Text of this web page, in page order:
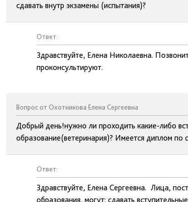
сдавать внутр экзамены (испытания)?
Ответ:
Здравствуйте, Елена Николаевна.
проконсультируют.
Вопрос от Охотникова Елена Сергеевна
Добрый день!нужно ли проходить какие-либо
образование(ветеринария)? Имеется диплом по
Ответ:
Здравствуйте, Елена Сергеевна. Лица,
образования, могут: сдавать